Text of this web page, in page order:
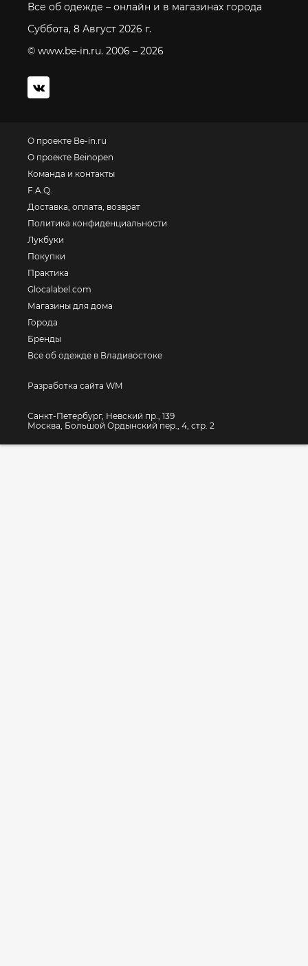
Все об одежде – онлайн и в магазинах города
Суббота, 8 Август 2026 г.
© www.be-in.ru. 2006 – 2026
О проекте Be-in.ru
О проекте Beinopen
Команда и контакты
F.A.Q.
Доставка, оплата, возврат
Политика конфиденциальности
Лукбуки
Покупки
Практика
Glocalabel.com
Магазины для дома
Города
Бренды
Все об одежде в Владивостоке
Разработка сайта WM
Санкт-Петербург, Невский пр., 139
Москва, Большой Ордынский пер., 4, стр. 2